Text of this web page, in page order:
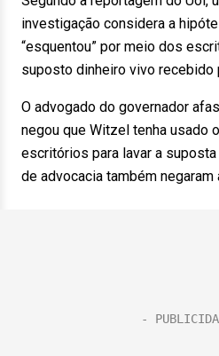
investigação considera a
“esquentou” por meio dos
suposto dinheiro vivo recebido
O advogado do governador
negou que Witzel tenha usado
escritórios para lavar a
de advocacia também negaram